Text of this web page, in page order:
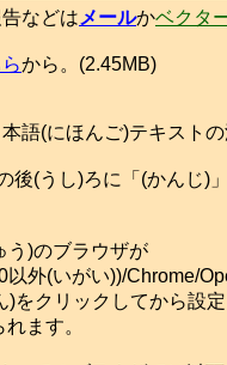
などは メールかベクタ
から。(2.45MB)
語(にほんご)テキスト
(うし)ろに「(かんじ)
)のブラウザが
以外(いがい))/Chrome/
)をクリックしてから設
ます。